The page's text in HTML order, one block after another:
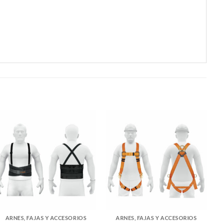
ARNES, FAJAS Y ACCESORIOS ARNES, FAJAS Y ACCESORIOS